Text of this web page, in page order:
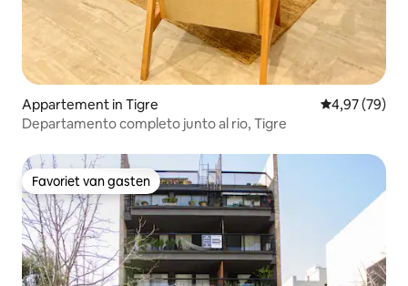
Appartement in Tigre Gemiddelde
4,97 (79)
Departamento completo junto al rio, Tigre
Favoriet van gasten
Favoriet van gasten